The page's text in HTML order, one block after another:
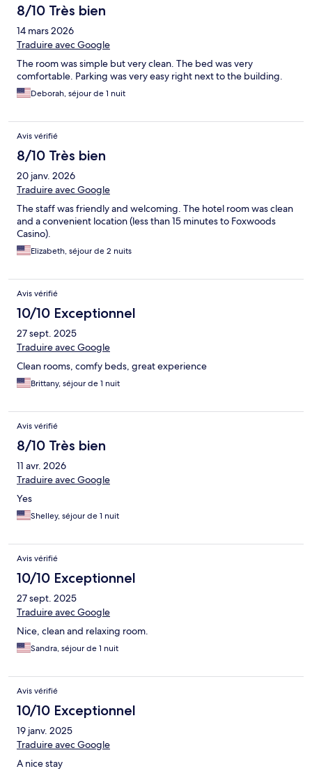
8/10 Très bien
14 mars 2026
Traduire avec Google
The room was simple but very clean. The bed was very
comfortable. Parking was very easy right next to the building.
Deborah, séjour de 1 nuit
Avis vérifié
8/10 Très bien
20 janv. 2026
Traduire avec Google
The staff was friendly and welcoming. The hotel room was clean
and a convenient location (less than 15 minutes to Foxwoods
Casino).
Elizabeth, séjour de 2 nuits
Avis vérifié
10/10 Exceptionnel
27 sept. 2025
Traduire avec Google
Clean rooms, comfy beds, great experience
Brittany, séjour de 1 nuit
Avis vérifié
8/10 Très bien
11 avr. 2026
Traduire avec Google
Yes
Shelley, séjour de 1 nuit
Avis vérifié
10/10 Exceptionnel
27 sept. 2025
Traduire avec Google
Nice, clean and relaxing room.
Sandra, séjour de 1 nuit
Avis vérifié
10/10 Exceptionnel
19 janv. 2025
Traduire avec Google
A nice stay